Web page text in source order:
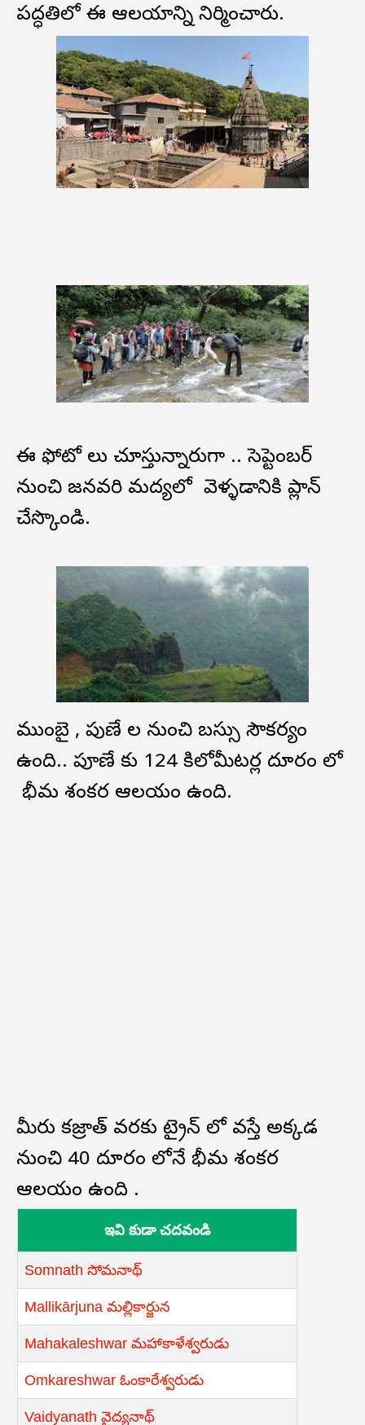
పద్ధతిలో ఈ ఆలయాన్ని నిర్మించారు.
ఈ ఫోటో లు చూస్తున్నారుగా .. సెప్టెంబర్
నుంచి జనవరి మద్యలో వెళ్ళడానికి ప్లాన్
చేస్కొండి.
ముంబై , పుణే ల నుంచి బస్సు సౌకర్యం
ఉంది.. పూణే కు 124 కిలోమీటర్ల దూరం లో
భీమ శంకర ఆలయం ఉంది.
మీరు కజ్రాత్ వరకు ట్రైన్ లో వస్తే అక్కడ
నుంచి 40 దూరం లోనే భీమ శంకర
ఆలయం ఉంది .
ఇవి కుడా చదవండి
Somnath సోమనాథ్
Mallikārjuna మల్లికార్జున
Mahakaleshwar మహాకాళేశ్వరుడు
Omkareshwar ఓంకారేశ్వరుడు
Vaidyanath వైద్యనాథ్